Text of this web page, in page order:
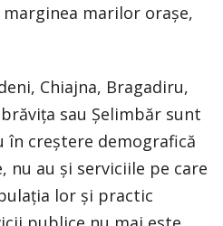
marilor orașe,
Chiajna, Bragadiru,
sau Șelimbăr sunt
în creștere demografică
nu au și serviciile pe care
lor și practic